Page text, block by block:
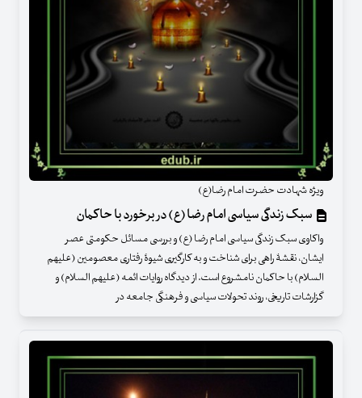
ویژه شهادت حضرت امام رضا(ع)
سبک زندگی سیاسی امام رضا (ع) در برخورد با حاکمان
واکاوی سبک زندگی سیاسی امام رضا (ع) و بررسی مسائل حکومتی عصر
ایشان، نقشۀ راهی برای شناخت و به کارگیری شیوۀ رفتاری معصومین (علیهم
السلام) با حاکمان نامشروع است. از دیدگاه روایات ائمه (علیهم السلام) و
گزارشات تاریخی، روند تحولات سیاسی و فرهنگی جامعه در